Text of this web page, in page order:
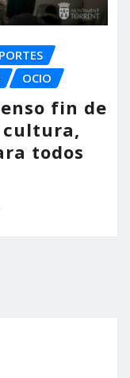
OCIO
fin de
cultura,
todos